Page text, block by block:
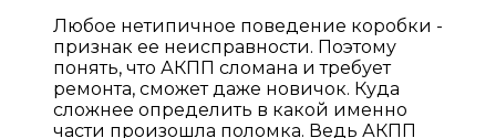
Любое нетипичное поведение коробки -
признак ее неисправности. Поэтому
понять, что АКПП сломана и требует
ремонта, сможет даже новичок. Куда
сложнее определить в какой именно
части произошла поломка. Ведь АКПП